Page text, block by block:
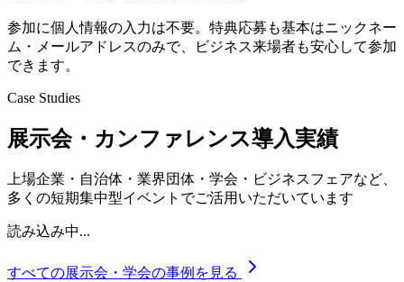
参加に個人情報の入力は不要。特典応募も基本はニックネー
ム・メールアドレスのみで、ビジネス来場者も安心して参加
できます。
Case Studies
展示会・カンファレンス導入実績
上場企業・自治体・業界団体・学会・ビジネスフェアなど、
多くの短期集中型イベントでご活用いただいています
読み込み中...
すべての展示会・学会の事例を見る